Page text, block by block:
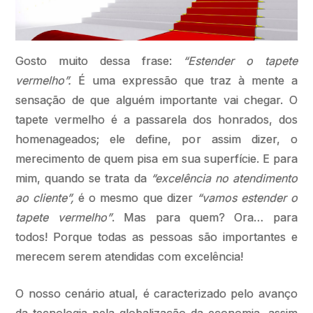
Gosto muito dessa frase:
“Estender o tapete
vermelho”. É uma expressão que traz à mente a
sensação de que alguém importante vai chegar. O
tapete vermelho é a passarela dos honrados, dos
homenageados; ele define, por assim dizer, o
merecimento de quem pisa em sua superfície. E para
mim, quando se trata da “excelência no atendimento
ao cliente”, é o mesmo que dizer “vamos estender o
tapete vermelho”. Mas para quem? Ora… para
todos! Porque todas as pessoas são importantes e
merecem serem atendidas com excelência!
O nosso cenário atual, é caracterizado pelo avanço